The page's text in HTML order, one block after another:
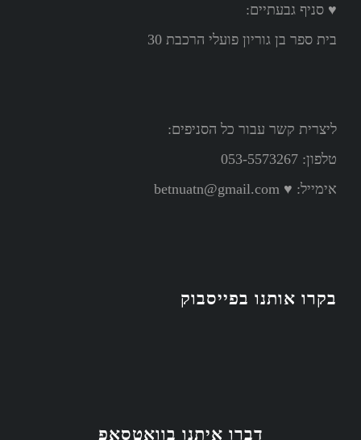
♥ סניף גבעתיים:
בית ספר בן גוריון פועלי הרכבת 30
ליצרית קשר עבור כל הסניפים:
טלפון: 053-5573267
אימייל: ♥ betnuatn@gmail.com
בקרו אותנו בפייסבוק
דברו איתנו בוואטסאפ